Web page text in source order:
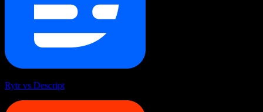
Rytr vs Descript